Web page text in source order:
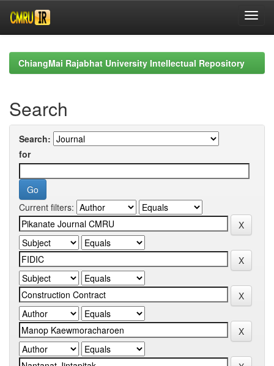
navigationChiangMai Rajabhat University Intellectual Repository
Search
Search:
for
Current filters: